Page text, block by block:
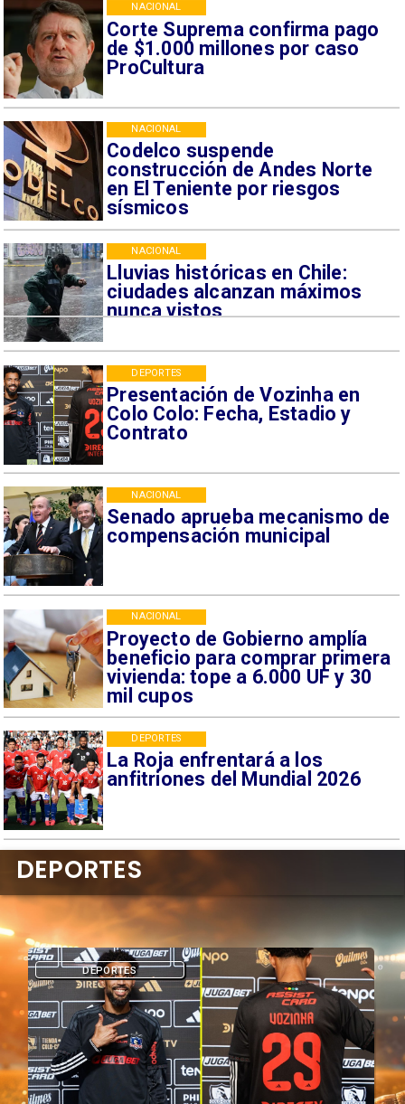
Corte Suprema confirma pago
de $1.000 millones por caso
ProCultura
NACIONAL
Codelco suspende
construcción de Andes Norte
en El Teniente por riesgos
sísmicos
NACIONAL
Lluvias históricas en Chile:
ciudades alcanzan máximos
nunca vistos
NACIONAL
Presentación de Vozinha en
Colo Colo: Fecha, Estadio y
Contrato
DEPORTES
Senado aprueba mecanismo de
compensación municipal
NACIONAL
Proyecto de Gobierno amplía
beneficio para comprar primera
vivienda: tope a 6.000 UF y 30
mil cupos
NACIONAL
La Roja enfrentará a los
anfitriones del Mundial 2026
DEPORTES
DEPORTES
DEPORTES